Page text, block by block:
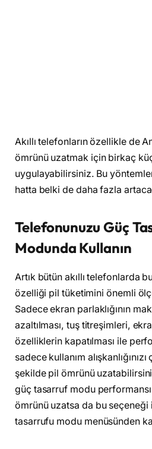
Akıllı telefonların özellikle de
ömrünü uzatmak için birkaç
uygulayabilirsiniz. Bu
hatta belki de daha fazla
Telefonunuzu Güç
Modunda Kullanın
Artık bütün akıllı telefonlarda
özelliği pil tüketimini önemli
Sadece ekran parlaklığının
azaltılması, tuş titreşimleri,
özelliklerin kapatılması ile
sadece kullanım
şekilde pil ömrünü
güç tasarruf modu performansı
ömrünü uzatsa da bu seçeneği
tasarrufu modu menüsünden